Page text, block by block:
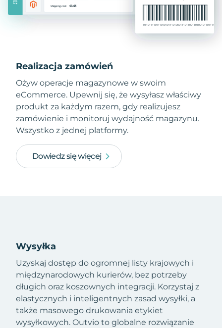
Realizacja zamówień
Ożyw operacje magazynowe w swoim
eCommerce. Upewnij się, że wysyłasz właściwy
produkt za każdym razem, gdy realizujesz
zamówienie i monitoruj wydajność magazynu.
Wszystko z jednej platformy.
Dowiedz się więcej
Wysyłka
Uzyskaj dostęp do ogromnej listy krajowych i
międzynarodowych kurierów, bez potrzeby
długich oraz koszownych integracji. Korzystaj z
elastycznych i inteligentnych zasad wysyłki, a
także masowego drukowania etykiet
wysyłkowych. Outvio to globalne rozwiązanie